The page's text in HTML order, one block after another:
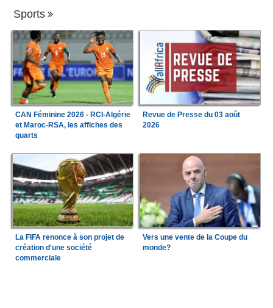
Sports
CAN Féminine 2026 - RCI-Algérie
et Maroc-RSA, les affiches des
quarts
Revue de Presse du 03 août
2026
La FIFA renonce à son projet de
création d'une société
commerciale
Vers une vente de la Coupe du
monde?